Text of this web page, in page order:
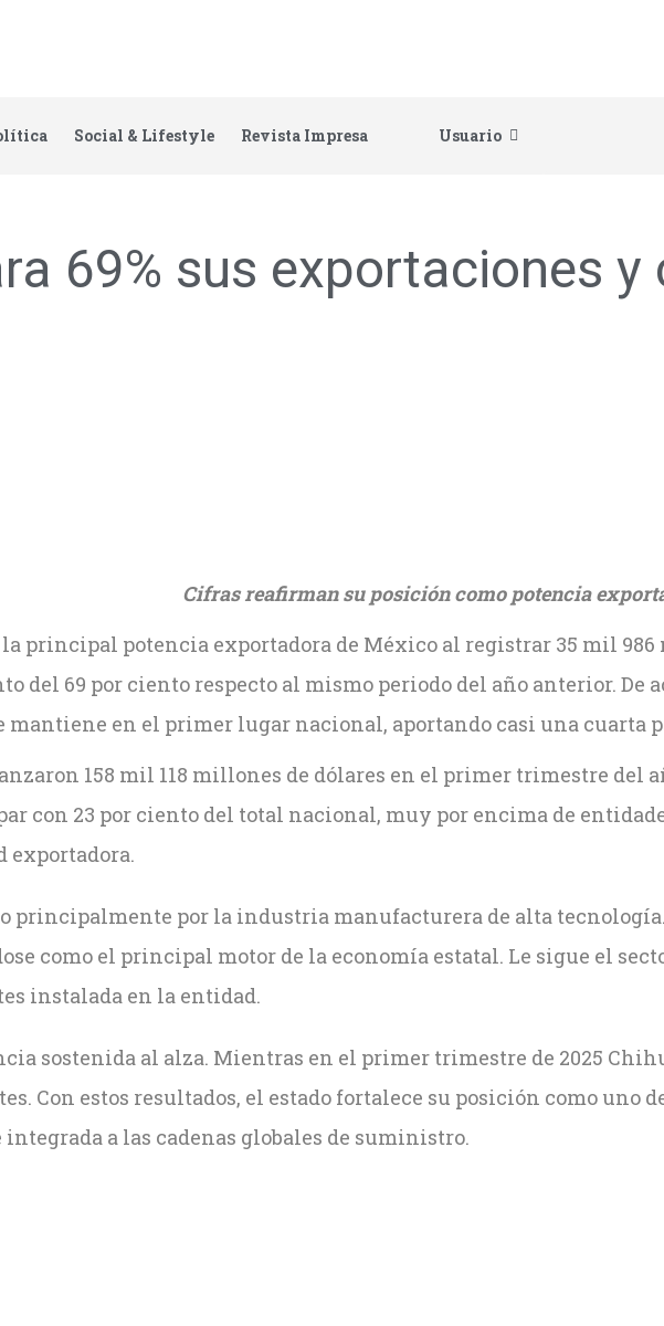
Social & Lifestyle Revista Impresa Usuario
69% sus exportaciones
Cifras reafirman su posición como potencia
principal potencia exportadora de México al registrar 35 mil
del 69 por ciento respecto al mismo periodo del año anterior.
mantiene en el primer lugar nacional, aportando casi una cuarta
158 mil 118 millones de dólares en el primer trimestre del
con 23 por ciento del total nacional, muy por encima de
exportadora.
principalmente por la industria manufacturera de alta
como el principal motor de la economía estatal. Le sigue el
instalada en la entidad.
sostenida al alza. Mientras en el primer trimestre de 2025
Con estos resultados, el estado fortalece su posición como
a las cadenas globales de suministro.